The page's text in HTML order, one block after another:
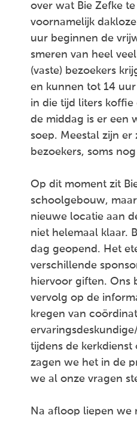
over wat Bie Zefke
voornamelijk
uur beginnen de
smeren van heel
(vaste) bezoekers
en kunnen tot 14
in die tijd liters koffie
de middag is er een
soep. Meestal zijn er
bezoekers, soms
Op dit moment zit
schoolgebouw,
nieuwe locatie aan
niet helemaal klaar.
dag geopend. Het
verschillende
hiervoor giften. Ons
vervolg op de
kregen van
tijdens de kerkdienst
zagen we het in de
we al onze vragen
Na afloop liepen we